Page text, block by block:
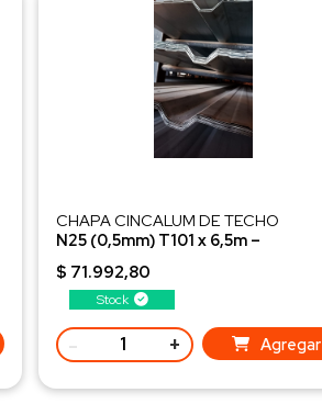
Stock
CHAPA CINCALUM DE TECHO
N25 (0,5mm) T101 x 6,5m –
Seleccionada 2DA
$ 71.992,80
- + Agregar